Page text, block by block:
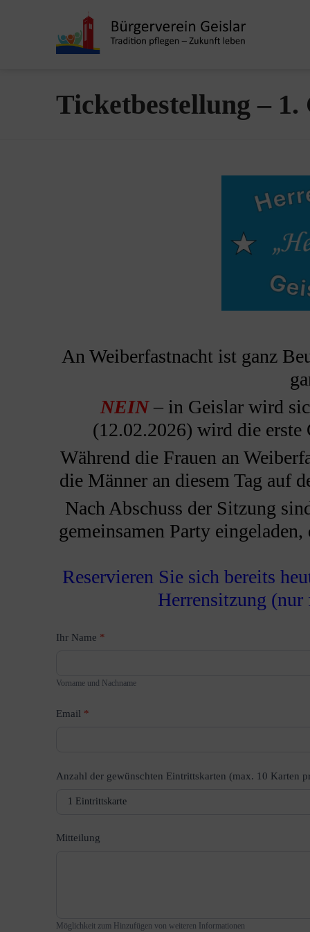
Ticketbestellung –
An Weiberfastnacht ist ganz
NEIN – in Geislar wird
(12.02.2026) wird die erste
Während die Frauen an
die Männer an diesem Tag auf
Nach Abschuss der Sitzung
gemeinsamen Party
Reservieren Sie sich bereits
Herrensitzung (nur
Ihr Name *
Vorname und Nachname
Email *
Anzahl der gewünschten Eintrittskarten (max. 10 Karten
Mitteilung
Möglichkeit zum Hinzufügen von weiteren Informationen